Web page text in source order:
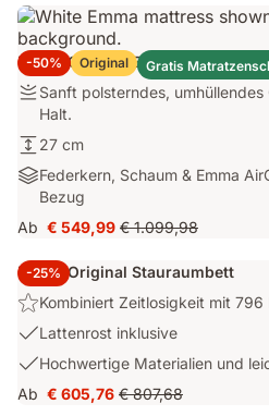
-50% Original Gratis
Emma Original Elite Matratze
Festigkeit:
Sanft
polsterndes,
umhüllendes
Gefühl
ausgewogenem
Sanft polsterndes,
Halt.
Höhe:
27
cm
27 cm
Materialien:
Federkern,
Schaum
&
Emma
AirGrid®
Schicht
mit
Bezug
Federkern, Schaum & Emma
Bezug
Ab
Preis
€ 549,99
€ 549,99 Ursprünglicher
€ 1.099,98
€ 1.099,98
-25%
Emma Original Stauraumbett
Highlight:
Kombiniert
Zeitlosigkeit
mit
796
Kombiniert Zeitlosigkeit mit 796
USP
Lattenrost
inklusive
Lattenrost inklusive
USP
3:
Hochwertige
Hochwertige Materialien und
Ab
Preis
€ 605,76 Ursprünglicher
€ 807,68